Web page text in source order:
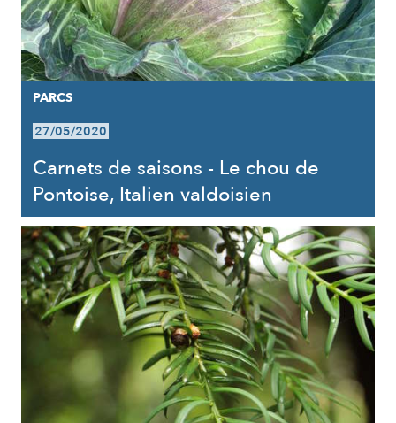
PARCS
27/05/2020
Carnets de saisons - Le chou de
Pontoise, Italien valdoisien